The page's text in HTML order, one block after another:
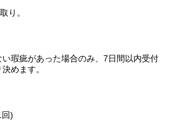
り。
瑕疵があった場合のみ、7日間以内受付
めます。
)